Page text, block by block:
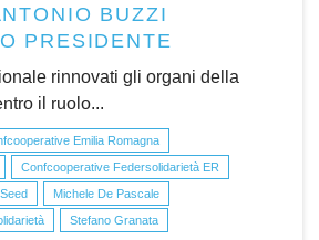
BUZZI
PRESIDENTE
rinnovati gli organi della
il ruolo...
Emilia Romagna
Confcooperative Federsolidarietà ER
Michele De Pascale
Stefano Granata